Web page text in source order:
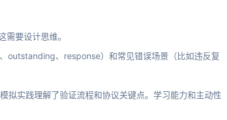
需要设计思维。
outstanding、response）和常见错误场景（比如违反复
拟实践理解了验证流程和协议关键点。学习能力和主动性